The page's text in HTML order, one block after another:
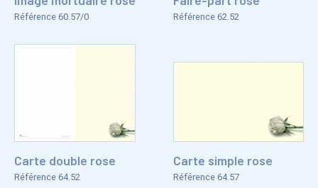
Référence 60.57/0 Référence 62.52
Carte double rose
Référence 64.52
Carte simple rose
Référence 64.57